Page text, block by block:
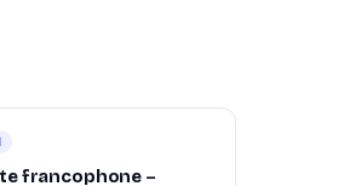
francophone –